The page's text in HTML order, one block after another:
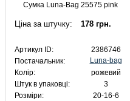
Сумка Luna-Bag 25575 pink
Ціна за штучку: 178 грн.
Артикул ID:
2386746
Постачальник:
Luna-bag
Колір:
рожевий
Штук в упаковці:
3
Розміри:
20-16-6